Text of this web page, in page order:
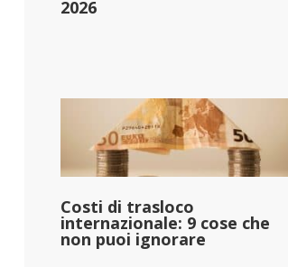
2026
Costi di trasloco
internazionale: 9 cose che
non puoi ignorare